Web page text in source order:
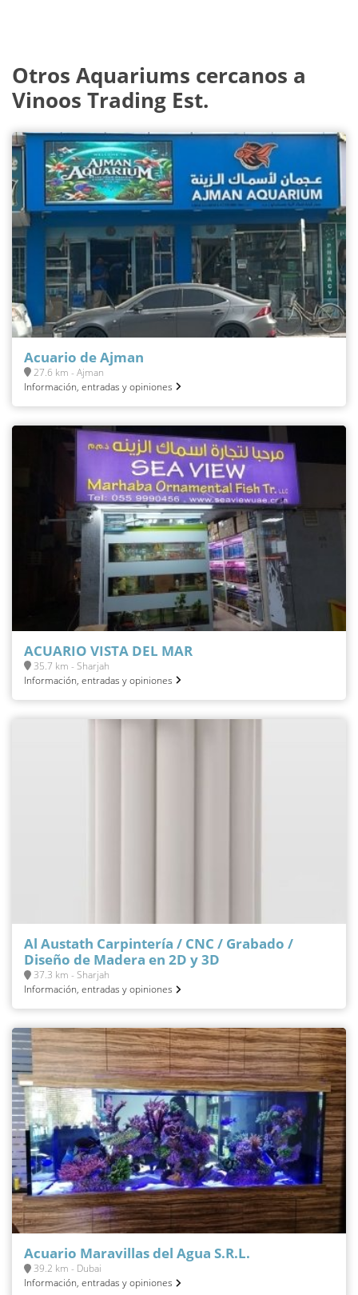
Otros Aquariums cercanos a
Vinoos Trading Est.
Acuario de Ajman
27.6 km - Ajman
Información, entradas y opiniones
ACUARIO VISTA DEL MAR
35.7 km - Sharjah
Información, entradas y opiniones
Al Austath Carpintería / CNC / Grabado /
Diseño de Madera en 2D y 3D
37.3 km - Sharjah
Información, entradas y opiniones
Acuario Maravillas del Agua S.R.L.
39.2 km - Dubai
Información, entradas y opiniones